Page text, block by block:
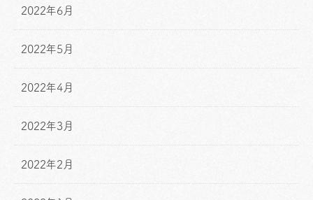
2022年6月
2022年5月
2022年4月
2022年3月
2022年2月